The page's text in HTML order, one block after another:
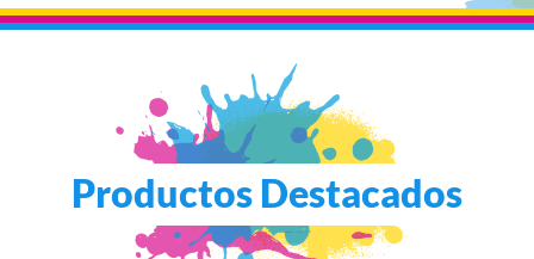
Productos Destacados